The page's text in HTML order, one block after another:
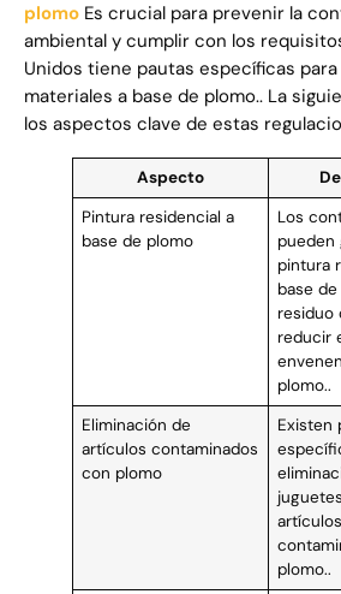
plomo Es crucial para prevenir la
ambiental y cumplir con los
Unidos tiene pautas específicas
materiales a base de plomo.. La
los aspectos clave de estas
Aspecto
Pintura residencial a
base de plomo
Los
pueden
pintura
base
residuo
reducir
plomo..
Eliminación de
artículos contaminados
con plomo
Existen
plomo..